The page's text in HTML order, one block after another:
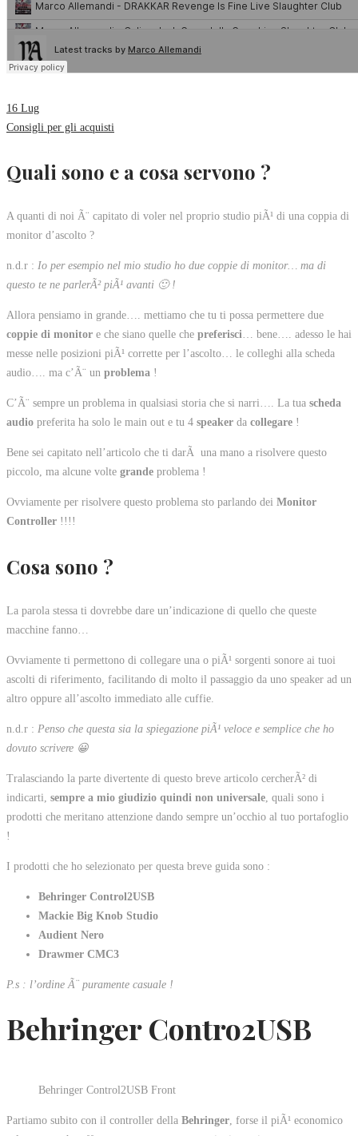
16 Lug
Consigli per gli acquisti
Quali sono e a cosa servono ?
A quanti di noi Ã¨ capitato di voler nel proprio studio piÃ¹ di una coppia di
monitor d’ascolto ?
n.d.r : Io per esempio nel mio studio ho due coppie di monitor… ma di
questo te ne parlerÃ² piÃ¹ avanti 🙂 !
Allora pensiamo in grande…. mettiamo che tu ti possa permettere due
coppie di monitor e che siano quelle che preferisci… bene…. adesso le hai
messe nelle posizioni piÃ¹ corrette per l’ascolto… le colleghi alla scheda
audio…. ma c’Ã¨ un problema !
C’Ã¨ sempre un problema in qualsiasi storia che si narri…. La tua scheda
audio preferita ha solo le main out e tu 4 speaker da collegare !
Bene sei capitato nell’articolo che ti darÃ una mano a risolvere questo
piccolo, ma alcune volte grande problema !
Ovviamente per risolvere questo problema sto parlando dei Monitor
Controller !!!!
Cosa sono ?
La parola stessa ti dovrebbe dare un’indicazione di quello che queste
macchine fanno…
Ovviamente ti permettono di collegare una o piÃ¹ sorgenti sonore ai tuoi
ascolti di riferimento, facilitando di molto il passaggio da uno speaker ad un
altro oppure all’ascolto immediato alle cuffie.
n.d.r : Penso che questa sia la spiegazione piÃ¹ veloce e semplice che ho
dovuto scrivere 😀
Tralasciando la parte divertente di questo breve articolo cercherÃ² di
indicarti, sempre a mio giudizio quindi non universale, quali sono i
prodotti che meritano attenzione dando sempre un’occhio al tuo portafoglio
!
I prodotti che ho selezionato per questa breve guida sono :
Behringer Control2USB
Mackie Big Knob Studio
Audient Nero
Drawmer CMC3
P.s : l’ordine Ã¨ puramente casuale !
Behringer Contro2USB
Behringer Control2USB Front
Partiamo subito con il controller della Behringer , forse il piÃ¹ economico